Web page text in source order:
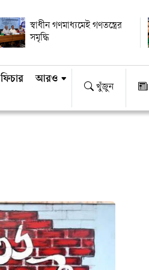
স্বাধীন গণমাধ্যমেই গণতন্ত্রের
সমৃদ্ধি
ফিচার আরও
খুঁজুন